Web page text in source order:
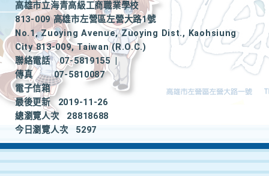
高雄市立海青高級工商職業學校
813-009 高雄市左營區左營大路1號
No.1, Zuoying Avenue, Zuoying Dist., Kaohsiung
City 813-009, Taiwan (R.O.C.)
聯絡電話
07-5819155
|
傳真
07-5810087
電子信箱
最後更新
2019-11-26
總瀏覽人次
28818688
今日瀏覽人次
5297